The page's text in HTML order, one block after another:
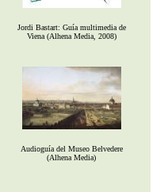
Jordi Bastart: Guía multimedia de
Viena (Alhena Media, 2008)
Audioguía del Museo Belvedere
(Alhena Media)